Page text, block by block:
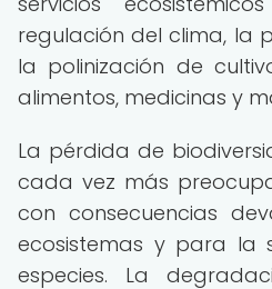
regulación del clima, la
la polinización de
alimentos, medicinas y
La pérdida de
cada vez más
con consecuencias
ecosistemas y para la
especies. La